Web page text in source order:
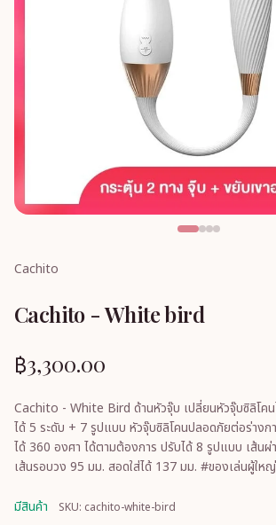
Cachito
Cachito - White bird
฿3,300.00
Cachito - White Bird ด้านหัวจุ๊บ เปลี่ยนหัวจุ๊บซิลิโคนได้ 3 แบบ ปรับการจุ๊บ
ได้ 5 ระดับ + 7 รูปแบบ หัวจุ๊บซิลิโคนปลอดภัยต่อร่างกาย ด้านสอดใส่ ปรั
ได้ 360 องศา ได้ตามต้องการ ปรับได้ 8 รูปแบบ เส้น
เส้นรอบวง 95 มม. สอดใส่ได้ 137 มม. #ของเล่นผู้ใหญ่ #รีวิวเซ็กทอย #เซ็ก
มีสินค้า
SKU: cachito-white-bird